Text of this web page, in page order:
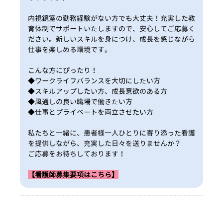
内視鏡室の勤務経験がない方でも大丈夫！充実した教
育体制でサポートいたしますので、安心してご応募く
ださい。新しいスキルを身につけ、成長を感じながら
仕事を楽しめる環境です。
こんな方にぴったり！
◆ワークライフバランスを大切にしたい方
◆スキルアップしたい方、成長意欲のある方
◆風通しの良い職場で働きたい方
◆仕事とプライベートを両立させたい方
私たちと一緒に、患者様一人ひとりに寄り添った看護
を提供しながら、充実した日々を送りませんか？
ご応募をお待ちしております！
【看護師募集要項はこちら】